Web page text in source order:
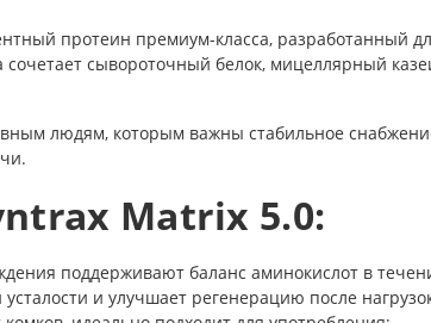
протеин премиум-класса, разработанный
сывороточный белок, мицеллярный
людям, которым важны стабильное
Matrix 5.0:
поддерживают баланс аминокислот в
и улучшает регенерацию после